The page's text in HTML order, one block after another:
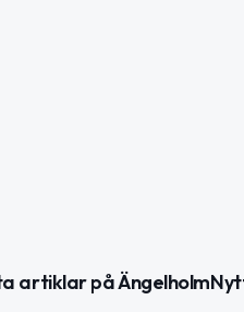
artiklar på